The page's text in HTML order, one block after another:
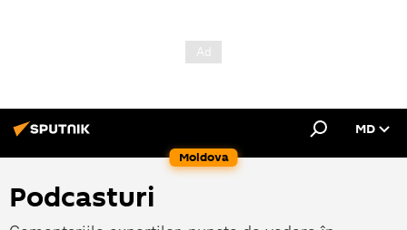
Moldova
MD
Podcasturi